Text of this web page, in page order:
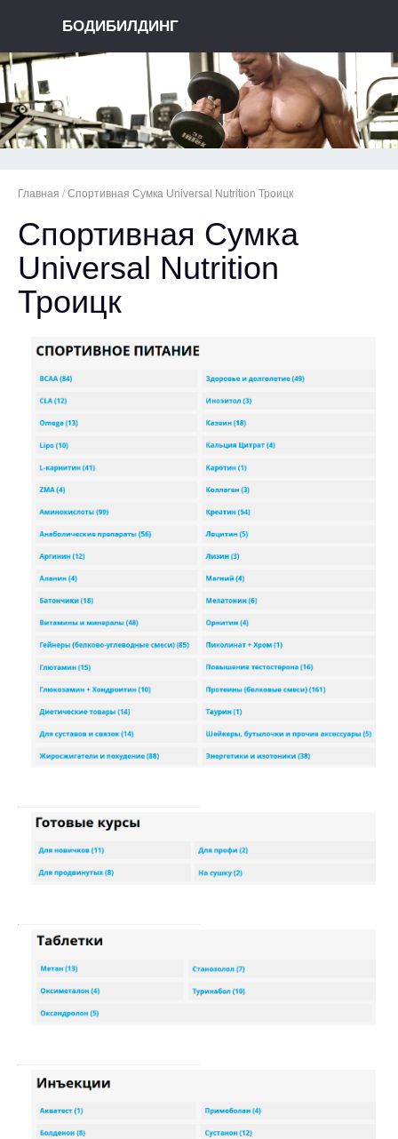
БОДИБИЛДИНГ
Главная / Спортивная Сумка Universal Nutrition Троицк
Спортивная Сумка
Universal Nutrition
Троицк